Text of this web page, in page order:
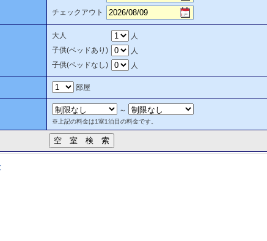
チェックアウト
大人
人
子供(ベッドあり)
人
子供(ベッドなし)
人
部屋
～
※上記の料金は1室1泊目の料金です。